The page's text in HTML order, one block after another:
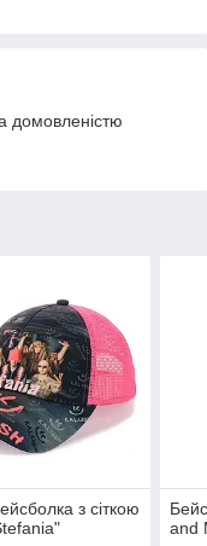
домовленістю
з сіткою
and